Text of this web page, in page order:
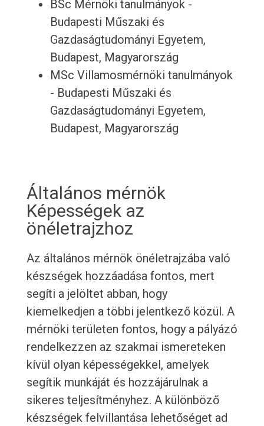
BSc Mérnöki tanulmányok -
Budapesti Műszaki és
Gazdaságtudományi Egyetem,
Budapest, Magyarország
MSc Villamosmérnöki tanulmányok
- Budapesti Műszaki és
Gazdaságtudományi Egyetem,
Budapest, Magyarország
Általános mérnök
Képességek az
önéletrajzhoz
Az általános mérnök önéletrajzába való
készségek hozzáadása fontos, mert
segíti a jelöltet abban, hogy
kiemelkedjen a többi jelentkező közül. A
mérnöki területen fontos, hogy a pályázó
rendelkezzen az szakmai ismereteken
kívül olyan képességekkel, amelyek
segítik munkáját és hozzájárulnak a
sikeres teljesítményhez. A különböző
készségek felvillantása lehetőséget ad